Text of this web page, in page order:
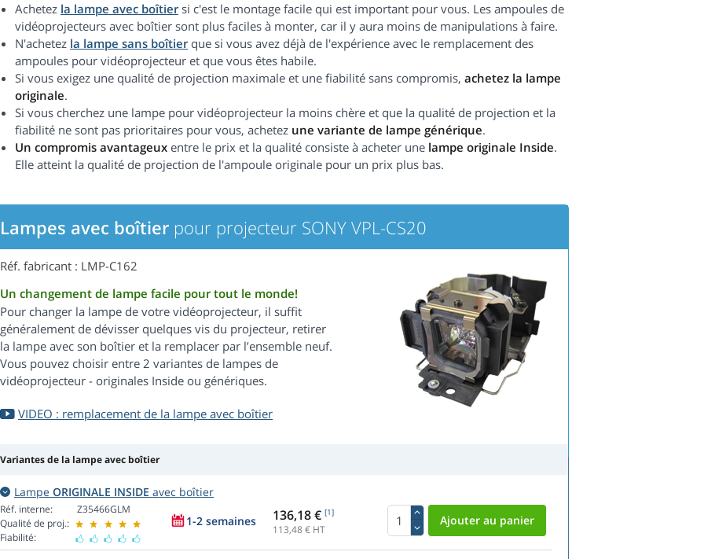
Achetez la lampe avec boîtiersi c'est le montage facile qui est important pour vous. Les ampoules de
vidéoprojecteurs avec boîtier sont plus faciles à monter, car il y aura moins de manipulations à faire.
N'achetez la lampe sans boîtierque si vous avez déjà de l'expérience avec le remplacement des
ampoules pour vidéoprojecteur et que vous êtes habile.
Si vous exigez une qualité de projection maximale et une fiabilité sans compromis, achetez la lampe
originale.
Si vous cherchez une lampe pour vidéoprojecteur la moins chère et que la qualité de projection et la
fiabilité ne sont pas prioritaires pour vous, achetez une variante de lampe générique.
Un compromis avantageux entre le prix et la qualité consiste à acheter une lampe originale Inside.
Elle atteint la qualité de projection de l'ampoule originale pour un prix plus bas.
Lampes avec boîtier pour projecteur SONY VPL-CS20
Réf. fabricant : LMP-C162
Un changement de lampe facile pour tout le monde!
Pour changer la lampe de votre vidéoprojecteur, il suffit
généralement de dévisser quelques vis du projecteur, retirer
la lampe avec son boîtier et la remplacer par l’ensemble neuf.
Vous pouvez choisir entre 2 variantes de lampes de
vidéoprojecteur - originales Inside ou génériques.
VIDEO : remplacement de la lampe avec boîtier
Variantes de la lampe avec boîtier
Lampe ORIGINALE INSIDE avec boîtier
Réf. interne:
Qualité de proj.:
Fiabilité:
Z35466GLM
1-2 semaines 136,18 € [1]
113,48€ HT